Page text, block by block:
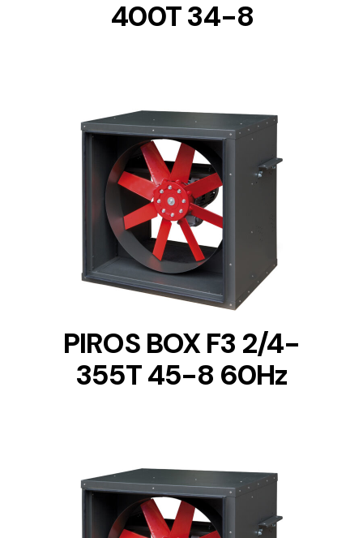
400T 34-8
DETAILS
PIROS BOX F3 2/4-
355T 45-8 60Hz